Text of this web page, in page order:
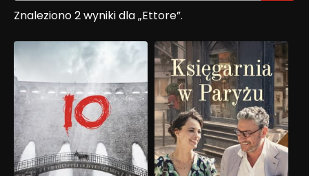
Znaleziono 2 wyniki dla „Ettore”.